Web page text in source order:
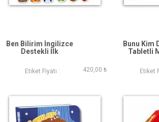
Ben Bilirim İngilizce
Destekli İlk
Magnetli Dokun
Hisset Kart
Etiket Fiyatı : 420,00 ₺
Bunu Kim
Tabletli
Etiket